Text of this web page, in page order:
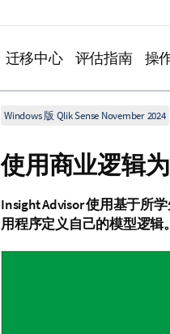
迁移中心 评估指南 操
Windows 版 Qlik Sense November 2024
使用商业逻辑为
Insight Advisor 使用基于所
用程序定义自己的模型逻辑。